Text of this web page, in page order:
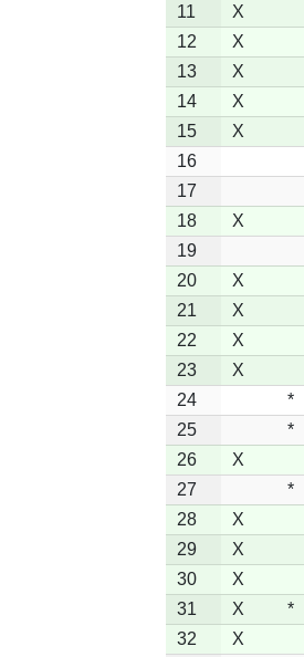
11
X
12
X
13
X
14
X
15
X
16
17
18
X
19
20
X
21
X
22
X
23
X
24
*
25
*
26
X
27
*
28
X
29
X
30
X
31
X *
32
X